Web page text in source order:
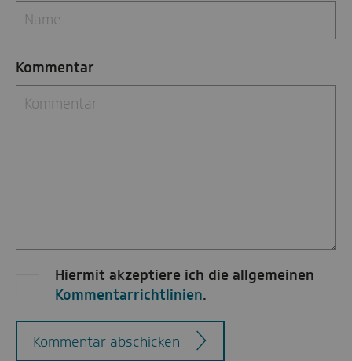
Kommentar
Hiermit akzeptiere ich die allgemeinen
Kommentarrichtlinien.
Kommentar abschicken